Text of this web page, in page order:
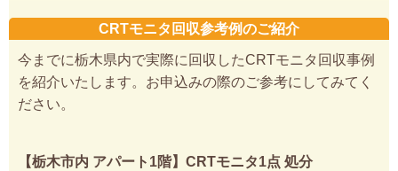
CRTモニタ回収参考例のご紹介
今までに栃木県内で実際に回収したCRTモニタ回収事例
を紹介いたします。お申込みの際のご参考にしてみてく
ださい。
【栃木市内 アパート1階】CRTモニタ1点 処分